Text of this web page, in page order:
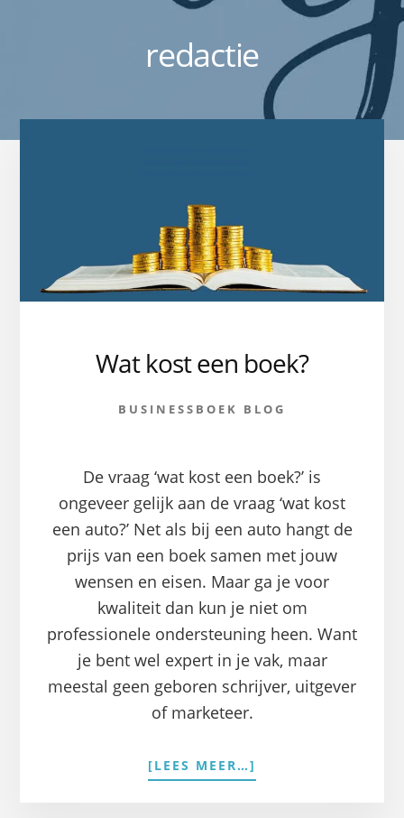
redactie
Wat kost een boek?
BUSINESSBOEK BLOG
De vraag ‘wat kost een boek?’ is
ongeveer gelijk aan de vraag ‘wat kost
een auto?’ Net als bij een auto hangt de
prijs van een boek samen met jouw
wensen en eisen. Maar ga je voor
kwaliteit dan kun je niet om
professionele ondersteuning heen. Want
je bent wel expert in je vak, maar
meestal geen geboren schrijver, uitgever
of marketeer.
[LEES MEER…]
KOST